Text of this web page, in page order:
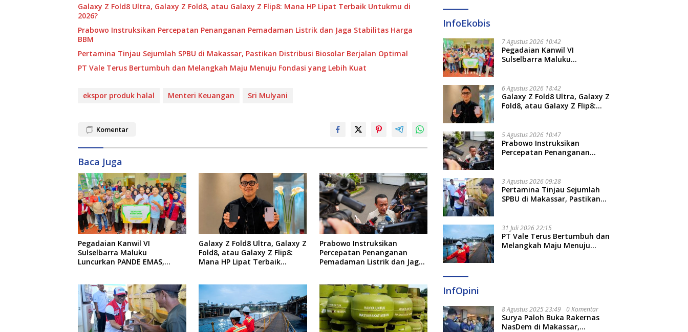
Galaxy Z Fold8 Ultra, Galaxy Z Fold8, atau Galaxy Z Flip8: Mana HP Lipat Terbaik Untukmu di
2026?
Prabowo Instruksikan Percepatan Penanganan Pemadaman Listrik dan Jaga Stabilitas Harga
BBM
Pertamina Tinjau Sejumlah SPBU di Makassar, Pastikan Distribusi Biosolar Berjalan Optimal
PT Vale Terus Bertumbuh dan Melangkah Maju Menuju Fondasi yang Lebih Kuat
ekspor produk halal Menteri Keuangan Sri Mulyani
Komentar
Baca Juga
Pegadaian Kanwil VI
Sulselbarra Maluku
Luncurkan PANDE EMAS,
Galaxy Z Fold8 Ultra, Galaxy Z
Fold8, atau Galaxy Z Flip8:
Mana HP Lipat Terbaik
Prabowo Instruksikan
Percepatan Penanganan
Pemadaman Listrik dan Jaga
InfoEkobis
7 Agustus 2026 10:42
Pegadaian Kanwil VI
Sulselbarra Maluku
Masyarakat
6 Agustus 2026 18:42
Galaxy Z Fold8 Ultra, Galaxy Z
Fold8, atau Galaxy Z Flip8:
5 Agustus 2026 10:47
Prabowo Instruksikan
Percepatan Penanganan
3 Agustus 2026 09:28
Pertamina Tinjau Sejumlah
SPBU di Makassar, Pastikan
31 Juli 2026 22:15
PT Vale Terus Bertumbuh dan
Melangkah Maju Menuju
InfOpini
8 Agustus 2025 23:49 0 Komentar
Surya Paloh Buka Rakernas
NasDem di Makassar,